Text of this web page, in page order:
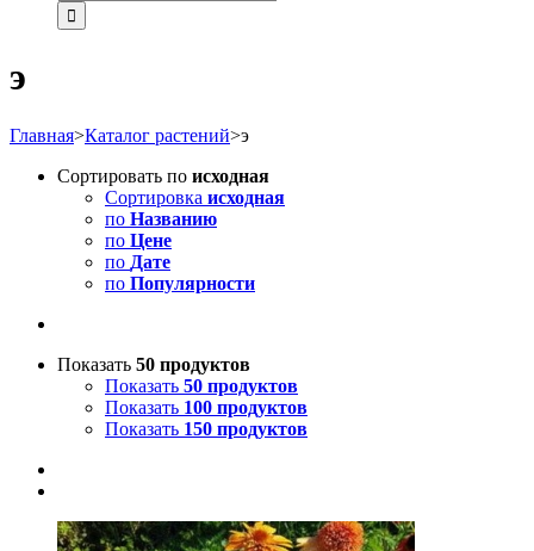
э
Главная>Каталог растений>э
Сортировать по исходная
Сортировка исходная
по Названию
по Цене
по Дате
по Популярности
Показать 50 продуктов
Показать 50 продуктов
Показать 100 продуктов
Показать 150 продуктов